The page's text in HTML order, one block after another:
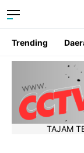
Trending
TAJAM